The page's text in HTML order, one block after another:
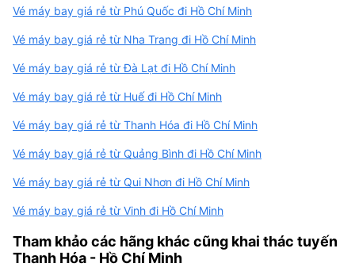
Vé máy bay giá rẻ từ Phú Quốc đi Hồ Chí Minh
Vé máy bay giá rẻ từ Nha Trang đi Hồ Chí Minh
Vé máy bay giá rẻ từ Đà Lạt đi Hồ Chí Minh
Vé máy bay giá rẻ từ Huế đi Hồ Chí Minh
Vé máy bay giá rẻ từ Thanh Hóa đi Hồ Chí Minh
Vé máy bay giá rẻ từ Quảng Bình đi Hồ Chí Minh
Vé máy bay giá rẻ từ Qui Nhơn đi Hồ Chí Minh
Vé máy bay giá rẻ từ Vinh đi Hồ Chí Minh
Tham khảo các hãng khác cũng khai thác tuyến
Thanh Hóa - Hồ Chí Minh